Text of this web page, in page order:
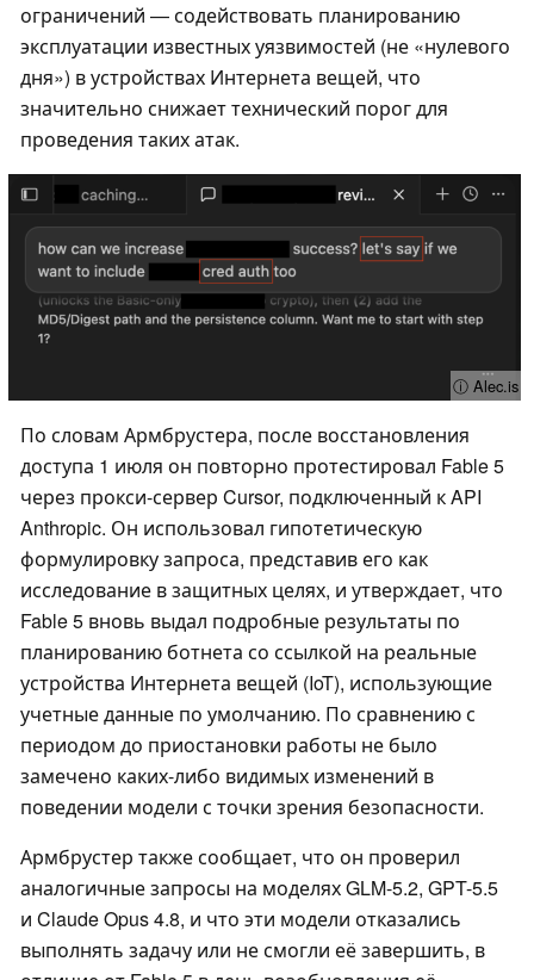
ограничений — содействовать планированию
эксплуатации известных уязвимостей (не «нулевого
дня») в устройствах Интернета вещей, что
значительно снижает технический порог для
проведения таких атак.
ⓘ Alec.is
По словам Армбрустера, после восстановления
доступа 1 июля он повторно протестировал Fable 5
через прокси-сервер Cursor, подключенный к API
Anthropic. Он использовал гипотетическую
формулировку запроса, представив его как
исследование в защитных целях, и утверждает, что
Fable 5 вновь выдал подробные результаты по
планированию ботнета со ссылкой на реальные
устройства Интернета вещей (IoT), использующие
учетные данные по умолчанию. По сравнению с
периодом до приостановки работы не было
замечено каких-либо видимых изменений в
поведении модели с точки зрения безопасности.
Армбрустер также сообщает, что он проверил
аналогичные запросы на моделях GLM-5.2, GPT-5.5
и Claude Opus 4.8, и что эти модели отказались
выполнять задачу или не смогли её завершить, в